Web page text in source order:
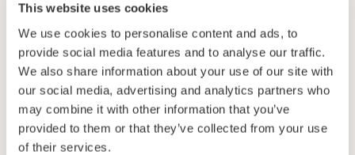
This website uses cookies
We use cookies to personalise content and ads, to
provide social media features and to analyse our traffic.
We also share information about your use of our site with
our social media, advertising and analytics partners who
may combine it with other information that you’ve
provided to them or that they’ve collected from your use
of their services.
piennarkasvillisuuden heinien joukkoon. Kukkiessaan
laji erottuu kyllä kuin huutomerkki, mutta saattaa
silloinkin jäädä aamu-unisimmilta kasviharrastajilta
löytämättä: pukinparta avaa mykerönsä vain päivän
varhaisten tuntien ajaksi ja puoliltapäivin sulkee ne
soukan huomaamattomiksi. Kesän valoisimpaan
aikaan mykeröt saattavat eteläisimmässä Suomessa
sulkeutua jo pian aamukymmenen jälkeen. Kukkia